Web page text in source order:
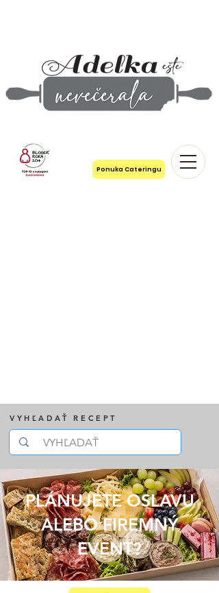
Ponuka Cateringu
VYHĽADAŤ RECEPT
PLÁNUJETE OSLAVU
ALEBO FIREMNÝ
EVENT?